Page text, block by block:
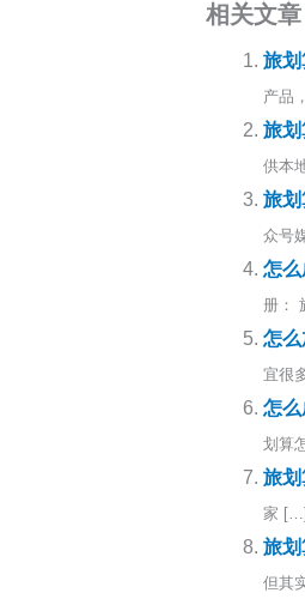
相关文章
旅
产品
旅
供本
旅划
众号
怎么
册：
怎么
宜很
怎么
划算
旅划
家
旅划
但其